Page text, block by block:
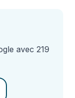
avec 219